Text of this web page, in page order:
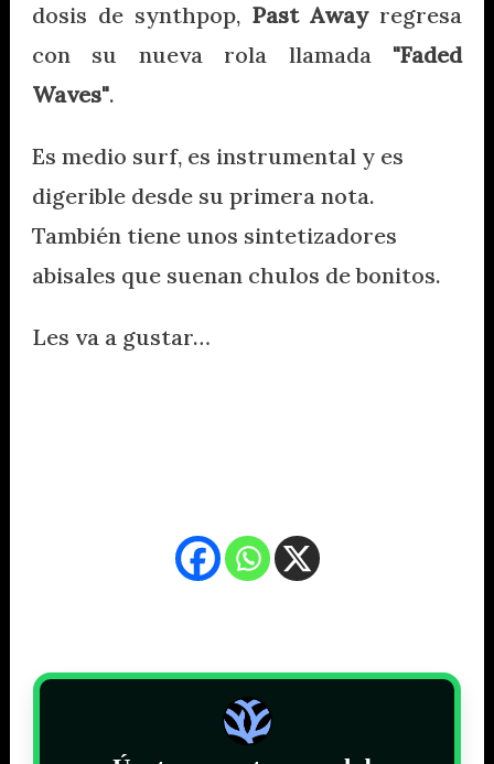
dosis de synthpop, Past Awayregresa
con su nueva rola llamada"Faded
Waves".
Es medio surf, es instrumental y es
digerible desde su primera nota.
También tiene unos sintetizadores
abisales que suenan chulos de bonitos.
Les va a gustar…